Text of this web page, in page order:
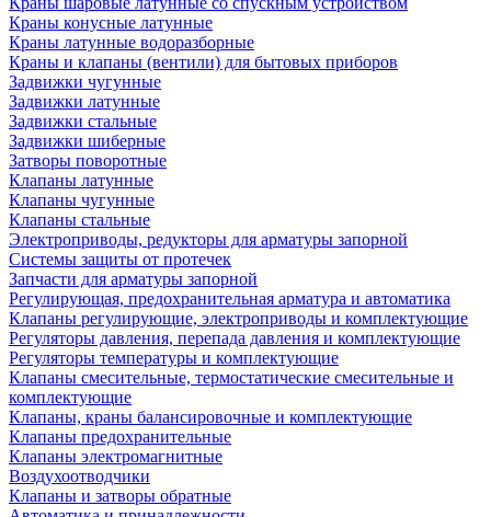
Краны конусные латунные
Краны латунные водоразборные
Краны и клапаны (вентили) для бытовых приборов
Задвижки чугунные
Задвижки латунные
Задвижки стальные
Задвижки шиберные
Затворы поворотные
Клапаны латунные
Клапаны чугунные
Клапаны стальные
Электроприводы, редукторы для арматуры запорной
Системы защиты от протечек
Запчасти для арматуры запорной
Регулирующая, предохранительная арматура и автоматика
Клапаны регулирующие, электроприводы и комплектующие
Регуляторы давления, перепада давления и комплектующие
Регуляторы температуры и комплектующие
Клапаны смесительные, термостатические смесительные и
комплектующие
Клапаны, краны балансировочные и комплектующие
Клапаны предохранительные
Клапаны электромагнитные
Воздухоотводчики
Клапаны и затворы обратные